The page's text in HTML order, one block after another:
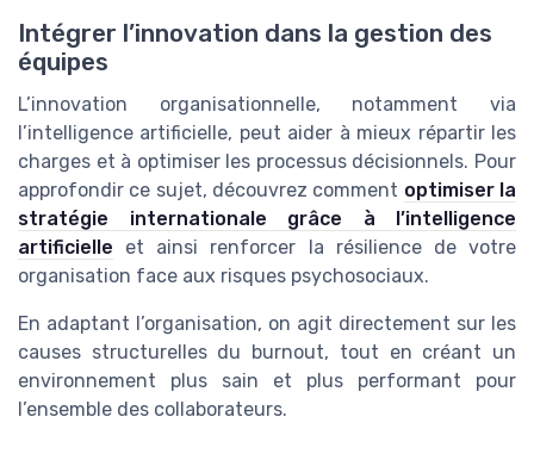
Intégrer l’innovation dans la gestion des
équipes
L’innovation organisationnelle, notamment via
l’intelligence artificielle, peut aider à mieux répartir les
charges et à optimiser les processus décisionnels. Pour
approfondir ce sujet, découvrez comment optimiser la
stratégie internationale grâce à l’intelligence
artificielle et ainsi renforcer la résilience de votre
organisation face aux risques psychosociaux.
En adaptant l’organisation, on agit directement sur les
causes structurelles du burnout, tout en créant un
environnement plus sain et plus performant pour
l’ensemble des collaborateurs.